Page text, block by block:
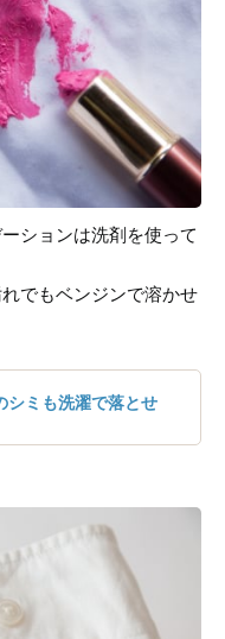
ションは洗剤を使って
でもベンジンで溶かせ
シミも洗濯で落とせ